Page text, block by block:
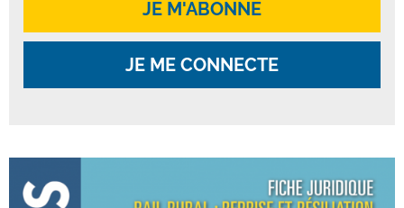
JE M'ABONNE
JE ME CONNECTE